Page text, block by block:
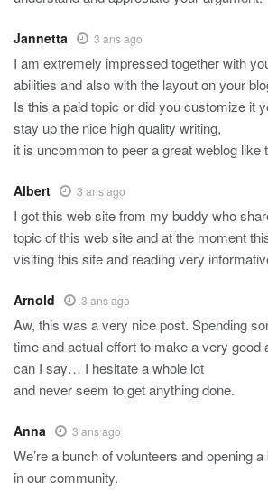
Jannetta 3 ans ago
I am extremely impressed together with
abilities and also with the layout on your
Is this a paid topic or did you customize it
stay up the nice high quality writing,
it is uncommon to peer a great weblog like
Albert 3 ans ago
I got this web site from my buddy who
topic of this web site and at the moment
visiting this site and reading very
Arnold 3 ans ago
Aw, this was a very nice post. Spending
time and actual effort to make a very
can I say… I hesitate a whole lot
and never seem to get anything done.
Anna 3 ans ago
We’re a bunch of volunteers and opening
in our community.